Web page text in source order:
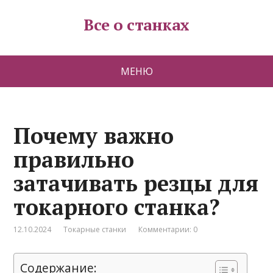
Все о станках
МЕНЮ
Почему важно
правильно
затачивать резцы для
токарного станка?
12.10.2024 Токарные станки Комментарии: 0
Содержание: